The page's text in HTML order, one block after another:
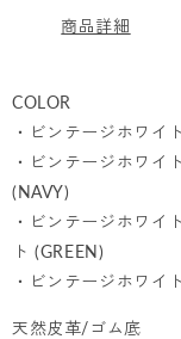
商品詳細
COLOR
・ビンテージホワイ
・ビンテージホワイ
(NAVY)
・ビンテージホワイ
ト (GREEN)
・ビンテージホワイ
天然皮革/ゴム底